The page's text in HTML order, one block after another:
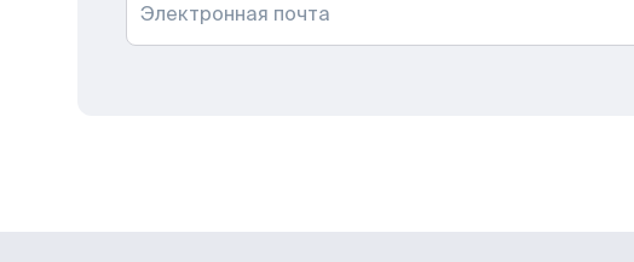
Электронная почта